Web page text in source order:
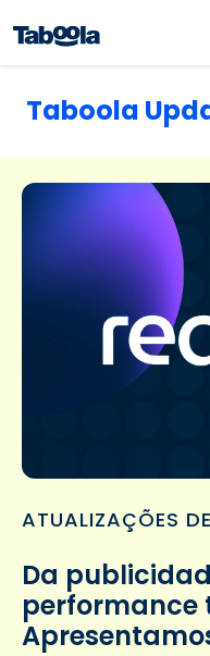
Taboola
ATUALIZAÇÕES
Da
performance